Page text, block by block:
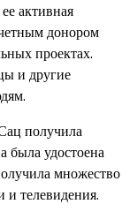
активная
донором
проектах.
и другие
получила
была удостоена
множество
телевидения.